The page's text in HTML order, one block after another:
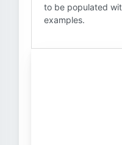
to be populated
examples.